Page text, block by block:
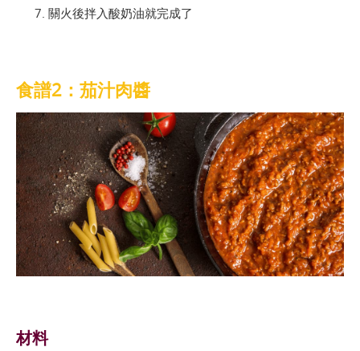
關火後拌入酸奶油就完成了
食譜2：茄汁肉醬
材料